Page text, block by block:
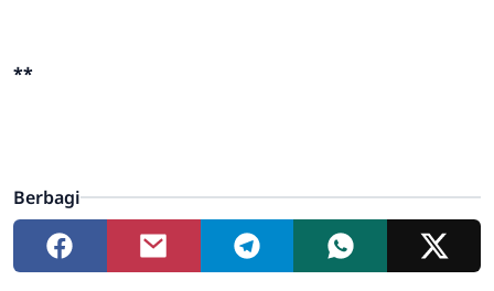
**
Berbagi